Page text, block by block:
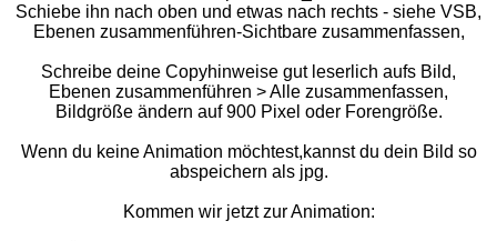
Schiebe ihn nach oben und etwas nach rechts - siehe VSB,
Ebenen zusammenführen-Sichtbare zusammenfassen,
Schreibe deine Copyhinweise gut leserlich aufs Bild,
Ebenen zusammenführen > Alle zusammenfassen,
Bildgröße ändern auf 900 Pixel oder Forengröße.
Wenn du keine Animation möchtest,kannst du dein Bild so
abspeichern als jpg.
Kommen wir jetzt zur Animation: